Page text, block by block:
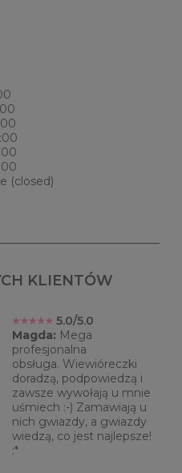
KLIENTÓW
5.0/5.0
Magda: Mega
profesjonalna
obsługa. Wiewióreczki
doradzą, podpowiedzą i
zawsze wywołają u mnie
uśmiech :-) Zamawiają u
nich gwiazdy, a gwiazdy
wiedzą, co jest najlepsze!
:*